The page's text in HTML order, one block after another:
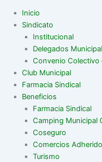
Inicio
Sindicato
Institucional
Delegados
Convenio Colectivo
Club Municipal
Farmacia Sindical
Beneficios
Farmacia Sindical
Camping Municipal
Coseguro
Comercios
Turismo